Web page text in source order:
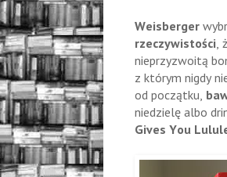
Weisberger
rzeczywistości
nieprzyzwoitą
z którym nigdy
od początku,
niedzielę albo
Gives You